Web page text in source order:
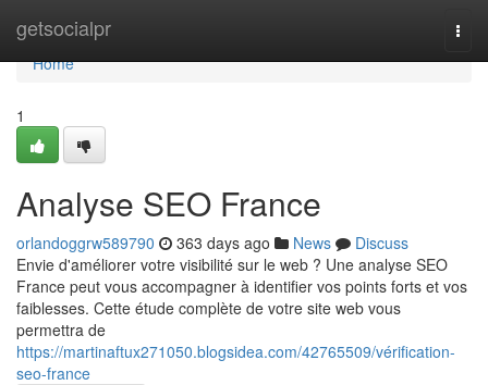
getsocialpr
Home
Home
1
Analyse SEO France
orlandoggrw589790 363 days ago News
Discuss
Envie d'améliorer votre visibilité sur le web ? Une analyse SEO
France peut vous accompagner à identifier vos points forts et vos
faiblesses. Cette étude complète de votre site web vous
permettra de
https://martinaftux271050.blogsidea.com/42765509/vérification-
seo-france